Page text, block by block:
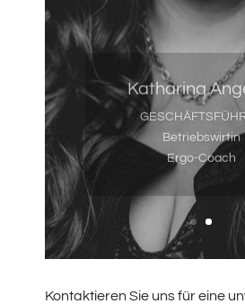
Katharina
Betriebswirtin
Ergo-Coach
Kontaktieren Sie uns für eine